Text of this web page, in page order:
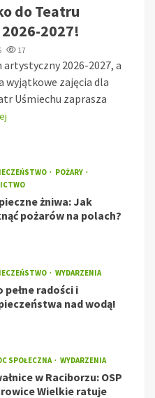
do Teatru
2027!
17
2026-2027, a
wyjątkowe zajęcia dla
Uśmiechu zaprasza
POŻARY
żniwa: Jak
pożarów na polach?
WYDARZENIA
pełne radości i
nad wodą!
SPOŁECZNA WYDARZENIA
w Raciborzu: OSP
Wielkie ratuje